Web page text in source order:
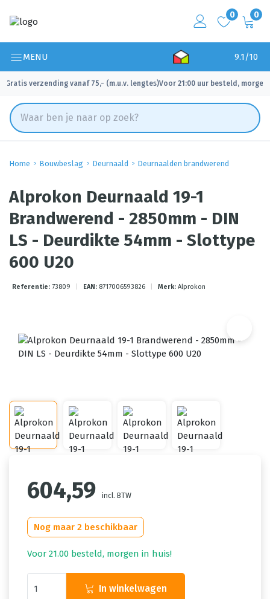
0 0
MENU 9.1/10
Gratis verzending vanaf 75,- (m.u.v. lengtes)
✓ Voor 21:00 uur besteld, morgen
Home Bouwbeslag Deurnaald Deurnaalden brandwerend
Alprokon Deurnaald 19-1
Brandwerend - 2850mm - DIN
LS - Deurdikte 54mm - Slottype
600 U20
Referentie: 73809 EAN: 8717006593826 Merk: Alprokon
604,59 incl. BTW
Nog maar 2 beschikbaar
Voor 21.00 besteld, morgen in huis!
In winkelwagen